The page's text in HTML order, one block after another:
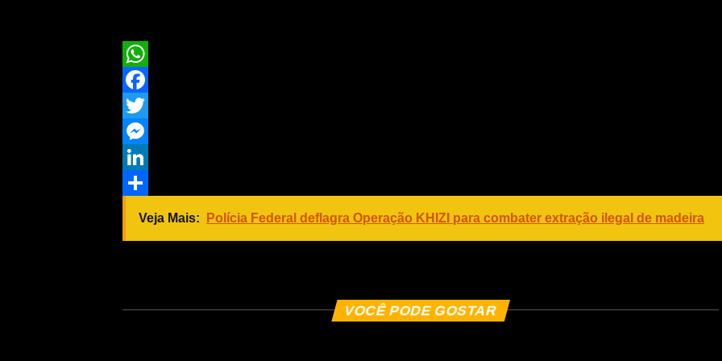
WhatsApp
Facebook
Twitter
Messenger
LinkedIn
Veja Mais: Polícia Federal deflagra Operação KHIZI para combater extração ilegal de madeira
VOCÊ PODE GOSTAR